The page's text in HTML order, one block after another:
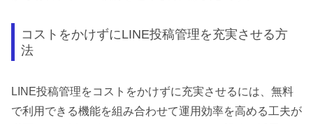
コストをかけずにLINE投稿管理を充実させる方
法
LINE投稿管理をコストをかけずに充実させるには、無料
で利用できる機能を組み合わせて運用効率を高める工夫が